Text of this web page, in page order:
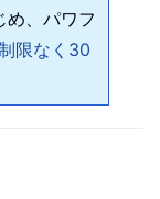
め、パワフ
限なく30